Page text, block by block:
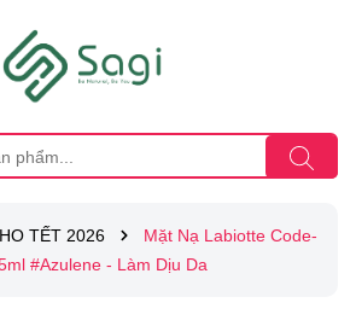
TẾT 2026
Mặt Nạ Labiotte Code-
#Azulene - Làm Dịu Da